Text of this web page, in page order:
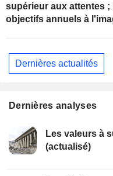
supérieur aux attentes ;
objectifs annuels à
Dernières actualités
Dernières analyses
Les valeurs à
(actualisé)